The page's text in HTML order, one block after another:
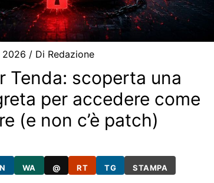
2026 / Di Redazione
Tenda: scoperta una
per accedere come
(e non c’è patch)
WA @ RT TG STAMPA